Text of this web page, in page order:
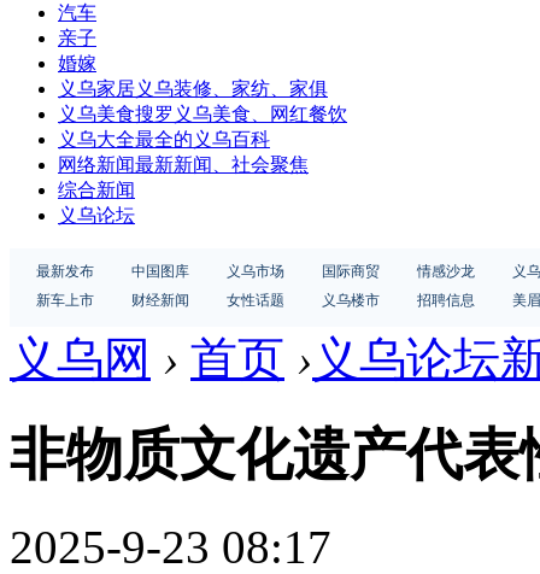
汽车
亲子
婚嫁
义乌家居义乌装修、家纺、家俱
义乌美食搜罗义乌美食、网红餐饮
义乌大全最全的义乌百科
网络新闻最新新闻、社会聚焦
综合新闻
义乌论坛
最新发布 中国图库 义乌市场 国际商贸 情感沙龙
义
新车上市
财经新闻 女性话题 义乌楼市 招聘信息 美
义乌网 › 首页 › 义乌论坛
非物质文化遗产代
2025-9-23 08:17